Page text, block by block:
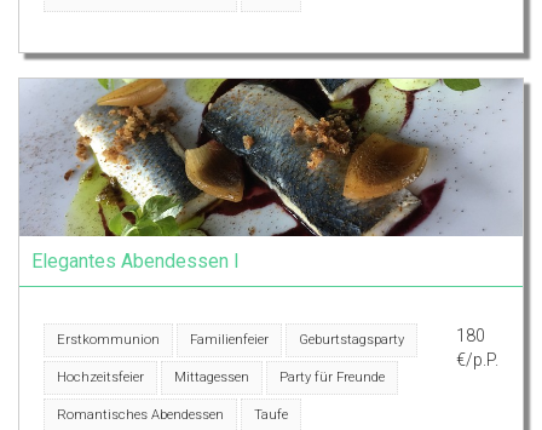
Elegantes Abendessen I
Erstkommunion Familienfeier Geburtstagsparty
Hochzeitsfeier Mittagessen Party für Freunde
Romantisches Abendessen Taufe
180
€/p.P.